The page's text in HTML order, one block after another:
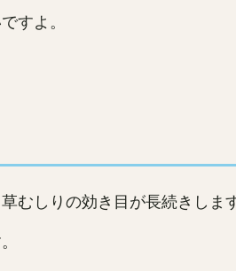
すよ。
むしりの効き目が長続きしま